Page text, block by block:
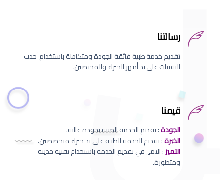
رسالتنا
تقديم خدمة طبية فائقة الجودة ومتكاملة باستخدام أحدث
التقنيات على يد أمهر الخبراء والمختصين.
قيمنا
الجودة: تقديم الخدمة الطبية بجودة عالية.
الخبرة: تقديم الخدمة الطبية على يد خبراء متخصصين.
التميز: التميز في تقديم الخدمة باستخدام تقنية حديثة
ومتطورة.